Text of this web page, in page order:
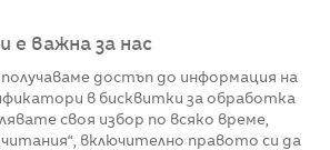
е важна за нас
достъп до информация на
в бисквитки за обработка
своя избор по всяко време,
включително правото си да